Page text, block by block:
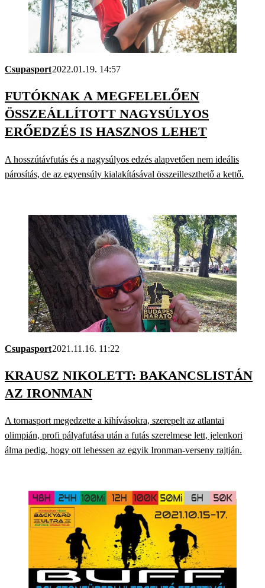
Csupasport2022.01.19. 14:57
FUTÓKNAK A MEGFELELŐEN
ÖSSZEÁLLÍTOTT NAGYSÚLYOS
ERŐEDZÉS IS HASZNOS LEHET
A hosszútávfutás és a nagysúlyos edzés alapvetően nem ideális
párosítás, de az egyensúly kialakításával összeilleszthető a kettő.
Csupasport2021.11.16. 11:22
KRAUSZ NIKOLETT: BAKANCSLISTÁN
AZ IRONMAN
A tornasport megedzette a kihívásokra, szerepelt az atlantai
olimpián, profi pályafutása után a futás szerelmese lett, jelenkori
álma pedig, hogy ott lehessen az egyik Ironman-verseny rajtján.